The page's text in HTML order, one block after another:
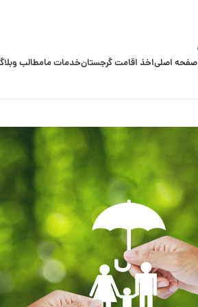
صفحه اصلیاخذ اقامت گرجستانخدمات مامطالب